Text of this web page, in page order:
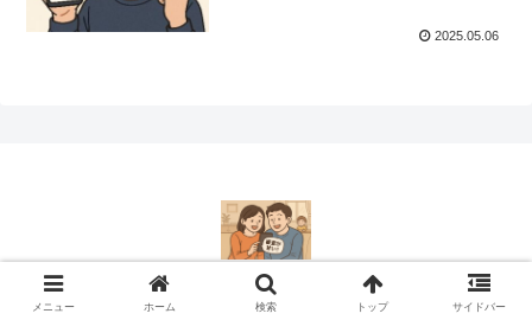
2025.05.06
© 2017 審査の甘い消費者金融〜生活費が苦しい人向け！.
メニュー ホーム 検索 トップ サイドバー